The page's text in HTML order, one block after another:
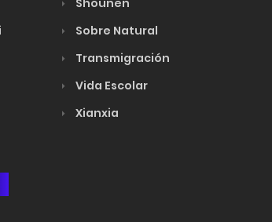
Shounen
Sobre Natural
Transmigración
Vida Escolar
Xianxia